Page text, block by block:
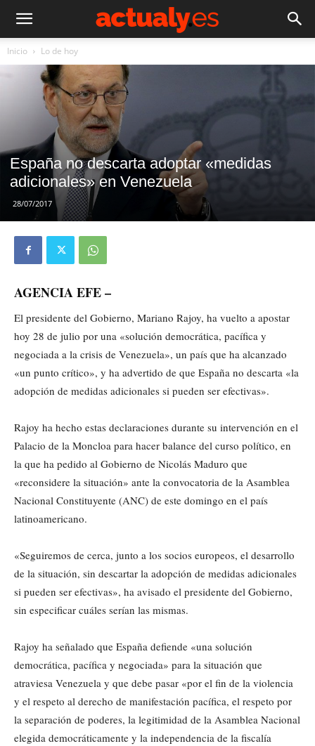
Inicio Lo de hoy
España no descarta adoptar «medidas
adicionales» en Venezuela
28/07/2017
AGENCIA EFE –
El presidente del Gobierno, Mariano Rajoy, ha vuelto a apostar
hoy 28 de julio por una «solución democrática, pacífica y
negociada a la crisis de Venezuela», un país que ha alcanzado
«un punto crítico», y ha advertido de que España no descarta «la
adopción de medidas adicionales si pueden ser efectivas».
Rajoy ha hecho estas declaraciones durante su intervención en el
Palacio de la Moncloa para hacer balance del curso político, en
la que ha pedido al Gobierno de Nicolás Maduro que
«reconsidere la situación» ante la convocatoria de la Asamblea
Nacional Constituyente (ANC) de este domingo en el país
latinoamericano.
«Seguiremos de cerca, junto a los socios europeos, el desarrollo
de la situación, sin descartar la adopción de medidas adicionales
si pueden ser efectivas», ha avisado el presidente del Gobierno,
sin especificar cuáles serían las mismas.
Rajoy ha señalado que España defiende «una solución
democrática, pacífica y negociada» para la situación que
atraviesa Venezuela y que debe pasar «por el fin de la violencia
y el respeto al derecho de manifestación pacífica, el respeto por
la separación de poderes, la legitimidad de la Asamblea Nacional
elegida democráticamente y la independencia de la fiscalía